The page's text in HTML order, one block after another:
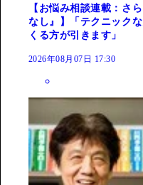
【お悩み相談連載：さ
なし』】「テクニック
くる方が引きます」
2026年08月07日 17:30